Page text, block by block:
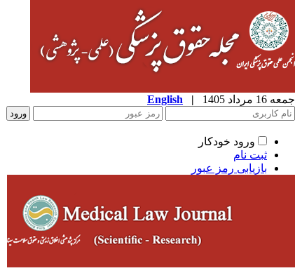
جمعه 16 مرداد 1405 |
English
ورود خودکار
ثبت نام
بازیابی رمز عبور